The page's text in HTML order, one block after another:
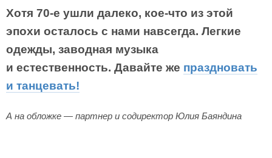
Хотя 70-е ушли далеко, кое-что из этой
эпохи осталось с нами навсегда. Легкие
одежды, заводная музыка
и естественность. Давайте же праздновать
и танцевать!
А на обложке — партнер и содиректор Юлия Баяндина